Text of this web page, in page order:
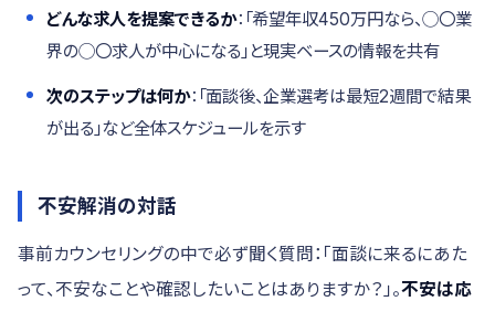
どんな求人を提案できるか：「希望年収450万円なら、◯〇業
界の◯〇求人が中心になる」と現実ベースの情報を共有
次のステップは何か：「面談後、企業選考は最短2週間で結果
が出る」など全体スケジュールを示す
不安解消の対話
事前カウンセリングの中で必ず聞く質問：「面談に来るにあた
って、不安なことや確認したいことはありますか？」。不安は応